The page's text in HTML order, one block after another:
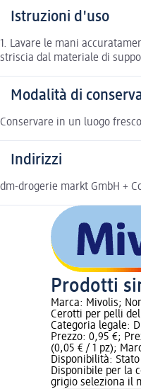
Istruzioni d'uso
1. Lavare le mani
striscia dal materiale di
Modalità di
Conservare in un luogo
Indirizzi
dm-drogerie markt GmbH +
Prodotti
Marca: Mivolis;
Cerotti per pelli
Categoria legale:
Prezzo: 0,95 €;
(0,05 € / 1 pz);
Disponibilità:
Disponibile per la
grigio seleziona il